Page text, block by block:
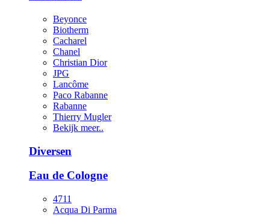
Beyonce
Biotherm
Cacharel
Chanel
Christian Dior
JPG
Lancôme
Paco Rabanne
Rabanne
Thierry Mugler
Bekijk meer..
Diversen
Eau de Cologne
4711
Acqua Di Parma